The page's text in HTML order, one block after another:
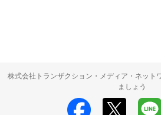
株式会社トランザクション・メディア・ネット
ましょう